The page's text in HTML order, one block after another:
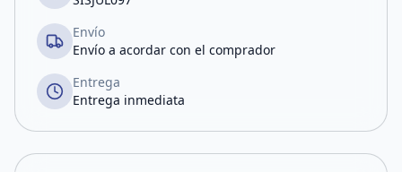
Envío
Envío a acordar con el comprador
Entrega
Entrega inmediata